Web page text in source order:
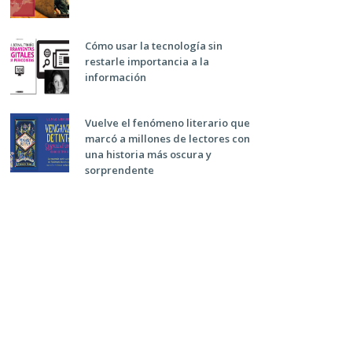
Cómo usar la tecnología sin
restarle importancia a la
información
Vuelve el fenómeno literario que
marcó a millones de lectores con
una historia más oscura y
sorprendente